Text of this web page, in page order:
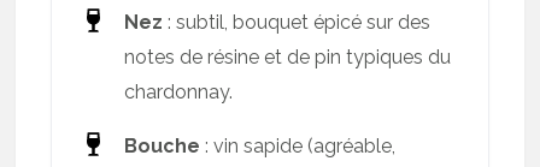
Nez : subtil, bouquet épicé sur des
notes de résine et de pin typiques du
chardonnay.
Bouche : vin sapide (agréable,